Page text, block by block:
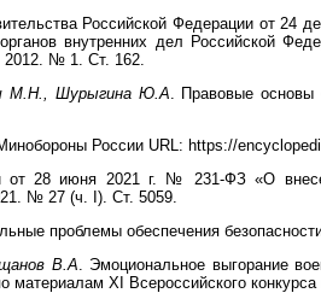
Российской Федерации от 24
органов внутренних дел Российской
№ 1. Ст. 162.
М.Н., Шурыгина Ю.А . Правовые
России URL: https://
28 июня 2021 г. № 231-ФЗ «О
№ 27 (ч. I). Ст. 5059.
проблемы обеспечения
В.А . Эмоциональное выгорание
материалам XI Всероссийского